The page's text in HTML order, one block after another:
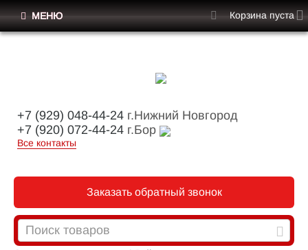
+7 (929) 048-44-24 г.Нижний Новгород
+7 (920) 072-44-24 г.Бор
Все контакты
Заказать обратный звонок
МЕНЮ Корзина пуста